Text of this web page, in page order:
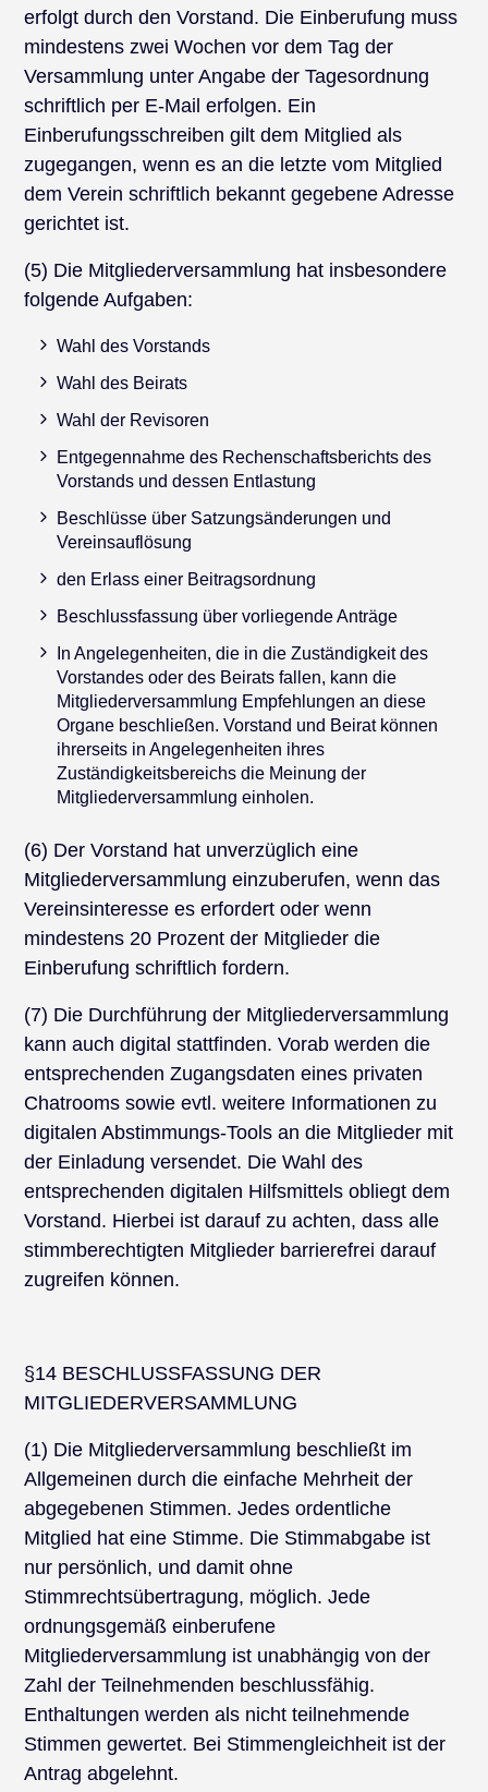
erfolgt durch den Vorstand. Die Einberufung muss
mindestens zwei Wochen vor dem Tag der
Versammlung unter Angabe der Tagesordnung
schriftlich per E-Mail erfolgen. Ein
Einberufungsschreiben gilt dem Mitglied als
zugegangen, wenn es an die letzte vom Mitglied
dem Verein schriftlich bekannt gegebene Adresse
gerichtet ist.
(5) Die Mitgliederversammlung hat insbesondere
folgende Aufgaben:
Wahl des Vorstands
Wahl des Beirats
Wahl der Revisoren
Entgegennahme des Rechenschaftsberichts des
Vorstands und dessen Entlastung
Beschlüsse über Satzungsänderungen und
Vereinsauflösung
den Erlass einer Beitragsordnung
Beschlussfassung über vorliegende Anträge
In Angelegenheiten, die in die Zuständigkeit des
Vorstandes oder des Beirats fallen, kann die
Mitgliederversammlung Empfehlungen an diese
Organe beschließen. Vorstand und Beirat können
ihrerseits in Angelegenheiten ihres
Zuständigkeitsbereichs die Meinung der
Mitgliederversammlung einholen.
(6) Der Vorstand hat unverzüglich eine
Mitgliederversammlung einzuberufen, wenn das
Vereinsinteresse es erfordert oder wenn
mindestens 20 Prozent der Mitglieder die
Einberufung schriftlich fordern.
(7) Die Durchführung der Mitgliederversammlung
kann auch digital stattfinden. Vorab werden die
entsprechenden Zugangsdaten eines privaten
Chatrooms sowie evtl. weitere Informationen zu
digitalen Abstimmungs-Tools an die Mitglieder mit
der Einladung versendet. Die Wahl des
entsprechenden digitalen Hilfsmittels obliegt dem
Vorstand. Hierbei ist darauf zu achten, dass alle
stimmberechtigten Mitglieder barrierefrei darauf
zugreifen können.
§14 BESCHLUSSFASSUNG DER
MITGLIEDERVERSAMMLUNG
(1) Die Mitgliederversammlung beschließt im
Allgemeinen durch die einfache Mehrheit der
abgegebenen Stimmen. Jedes ordentliche
Mitglied hat eine Stimme. Die Stimmabgabe ist
nur persönlich, und damit ohne
Stimmrechtsübertragung, möglich. Jede
ordnungsgemäß einberufene
Mitgliederversammlung ist unabhängig von der
Zahl der Teilnehmenden beschlussfähig.
Enthaltungen werden als nicht teilnehmende
Stimmen gewertet. Bei Stimmengleichheit ist der
Antrag abgelehnt.